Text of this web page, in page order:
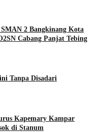
2 Bangkinang Kota
Cabang Panjat Tebing
Tanpa Disadari
Kapemary Kampar
di Stanum